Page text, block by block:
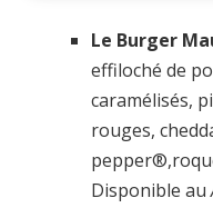
Le Burger
effiloché de
caramélisés,
rouges,
Disponible au